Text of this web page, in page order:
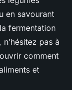
en savourant
fermentation
pas à
comment
et